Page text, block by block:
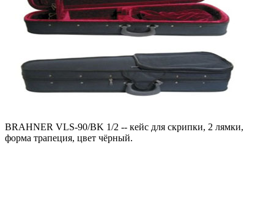
BRAHNER VLS-90/BK 1/2 -- кейс для скрипки, 2 лямки,
форма трапеция, цвет чёрный.